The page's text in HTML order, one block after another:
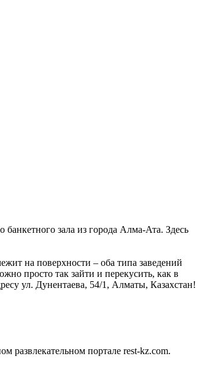
зала из города Алма-Ата. Здесь
на поверхности – оба типа заведений
просто так зайти и перекусить, как в
ул. Дунентаева, 54/1, Алматы, Казахстан!
портале rest-kz.com.